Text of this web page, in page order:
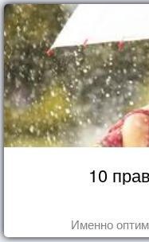
10
Именно